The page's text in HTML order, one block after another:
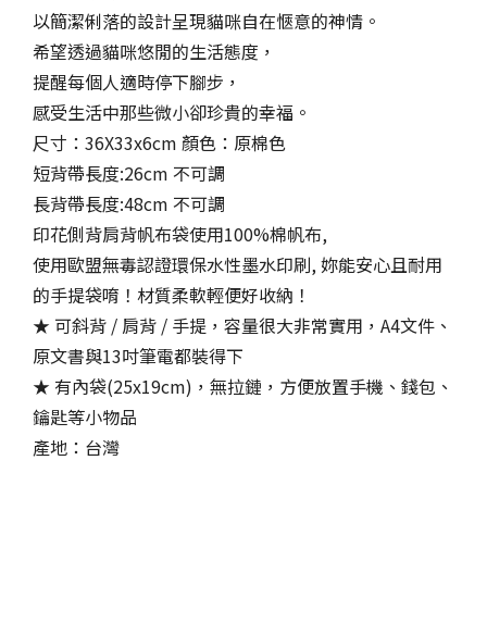
以簡潔俐落的設計呈現貓咪自在愜意的神情。
希望透過貓咪悠閒的生活態度，
提醒每個人適時停下腳步，
感受生活中那些微小卻珍貴的幸福。
尺寸：36X33x6cm 顏色：原棉色
短背帶長度:26cm 不可調
長背帶長度:48cm 不可調
印花側背肩背帆布袋使用100%棉帆布,
使用歐盟無毒認證環保水性墨水印刷, 妳能安心且耐用
的手提袋唷！材質柔軟輕便好收納！
★ 可斜背 / 肩背 / 手提，容量很大非常實用，A4文件、
原文書與13吋筆電都裝得下
★ 有內袋(25x19cm)，無拉鏈，方便放置手機、錢包、
鑰匙等小物品
產地：台灣